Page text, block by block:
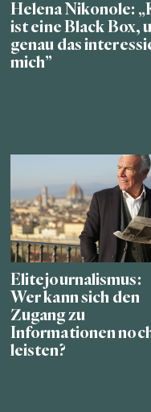
Helena Nikonole:
ist eine Black Box,
genau das
mich”
Elitejournalismus:
Wer kann sich den
Zugang zu
Informationen
leisten?